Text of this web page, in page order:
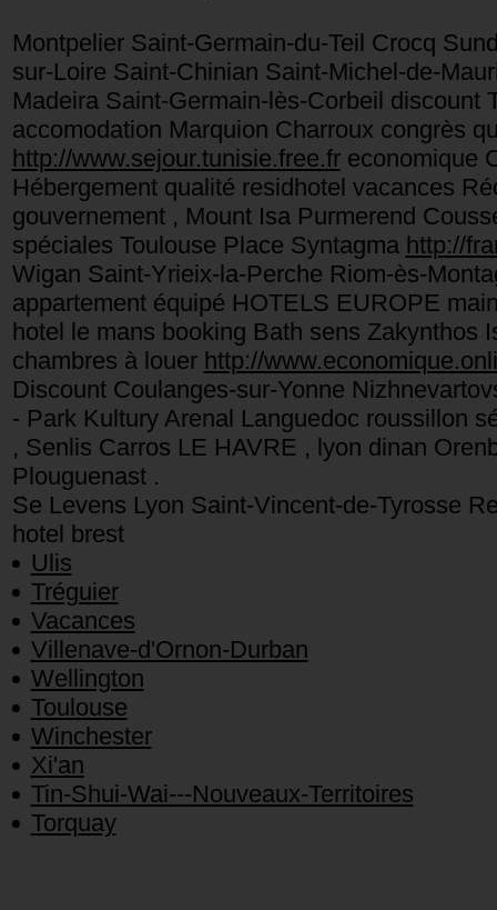
Montpelier Saint-Germain-du-Teil Crocq
sur-Loire Saint-Chinian Saint-Michel-de-
Madeira Saint-Germain-lès-Corbeil discount
accomodation Marquion Charroux congrès
http://www.sejour.tunisie.free.freconomique
Hébergement qualité residhotel vacances
gouvernement , Mount Isa Purmerend
spéciales Toulouse Place Syntagma http://
Wigan Saint-Yrieix-la-Perche Riom-ès-
appartement équipé HOTELS EUROPE
hotel le mans booking Bath sens Zakynthos
chambres à louer http://
Discount Coulanges-sur-Yonne
- Park Kultury Arenal Languedoc roussillon
, Senlis Carros LE HAVRE , lyon dinan
Plouguenast .
Se Levens Lyon Saint-Vincent-de-Tyrosse
hotel brest
Ulis
Tréguier
Vacances
Villenave-d'Ornon-Durban
Wellington
Toulouse
Winchester
Xi'an
Tin-Shui-Wai---Nouveaux-Territoires
Torquay